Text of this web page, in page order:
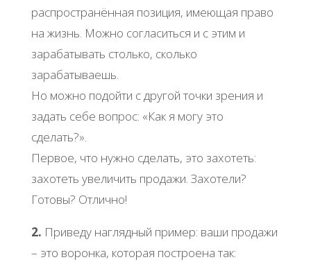
распространённая позиция, имеющая право
на жизнь. Можно согласиться и с этим и
зарабатывать столько, сколько
зарабатываешь.
Но можно подойти с другой точки зрения и
задать себе вопрос: «Как я могу это
сделать?».
Первое, что нужно сделать, это захотеть:
захотеть увеличить продажи. Захотели?
Готовы? Отлично!
2. Приведу наглядный пример: ваши продажи
– это воронка, которая построена так: